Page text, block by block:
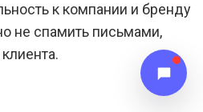
к компании и бренду
не спамить письмами,